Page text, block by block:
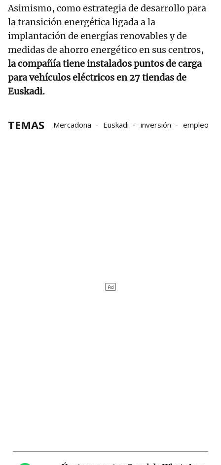
Asimismo, como estrategia de desarrollo para
la transición energética ligada a la
implantación de energías renovables y de
medidas de ahorro energético en sus centros,
la compañía tiene instalados puntos de carga
para vehículos eléctricos en 27 tiendas de
Euskadi.
TEMAS Mercadona Euskadi inversión empleo